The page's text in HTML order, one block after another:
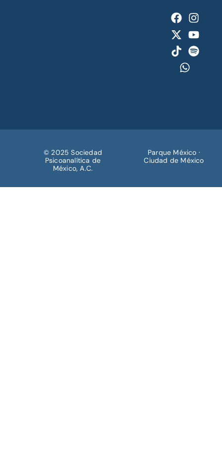
© 2025 Sociedad
Psicoanalítica de
México, A.C.
Parque México ·
Ciudad de México